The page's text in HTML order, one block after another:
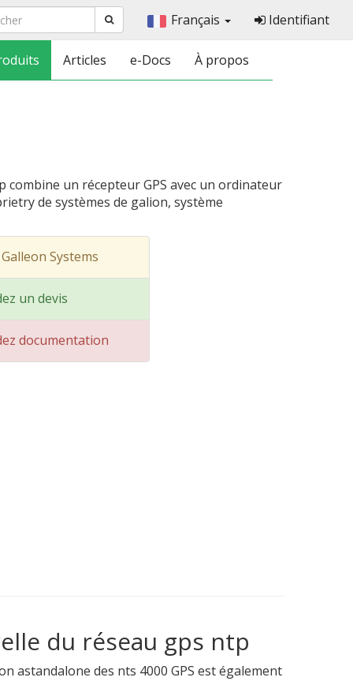
Français Identifiant
Articles e-Docs À propos
un récepteur GPS avec un ordinateur
de systèmes de galion, système
Systems
un devis
documentation
du réseau gps ntp
astandalone des nts 4000 GPS est également